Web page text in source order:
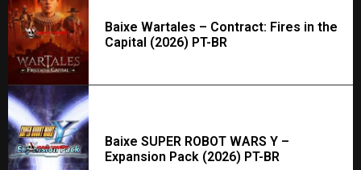
Baixe Wartales – Contract: Fires in the
Capital (2026) PT-BR
Baixe SUPER ROBOT WARS Y –
Expansion Pack (2026) PT-BR